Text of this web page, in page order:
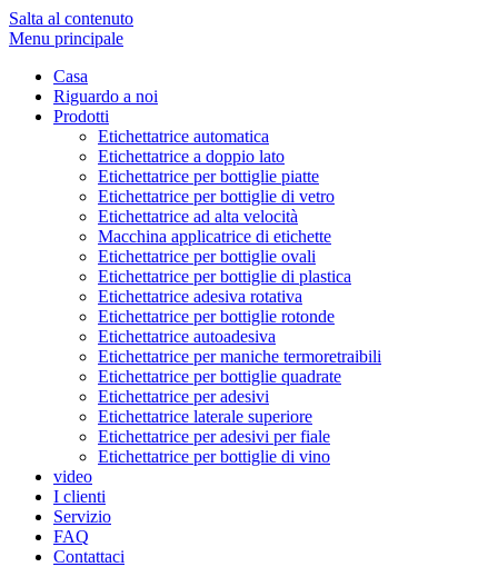
Salta al contenuto
Menu principale
Casa
Riguardo a noi
Prodotti
Etichettatrice automatica
Etichettatrice a doppio lato
Etichettatrice per bottiglie piatte
Etichettatrice per bottiglie di vetro
Etichettatrice ad alta velocità
Macchina applicatrice di etichette
Etichettatrice per bottiglie ovali
Etichettatrice per bottiglie di plastica
Etichettatrice adesiva rotativa
Etichettatrice per bottiglie rotonde
Etichettatrice autoadesiva
Etichettatrice per maniche termoretraibili
Etichettatrice per bottiglie quadrate
Etichettatrice per adesivi
Etichettatrice laterale superiore
Etichettatrice per adesivi per fiale
Etichettatrice per bottiglie di vino
video
I clienti
Servizio
FAQ
Contattaci